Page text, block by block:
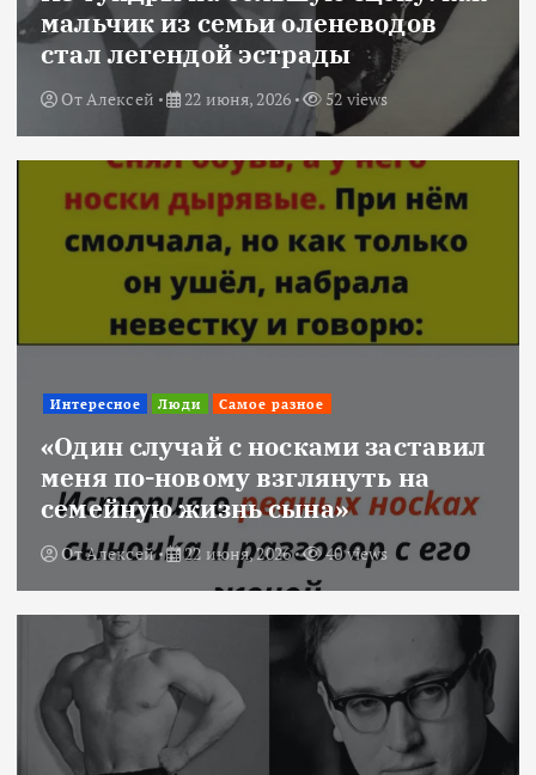
мальчик из семьи оленеводов
стал легендой эстрады
От Алексей 22 июня, 2026 52 views
Интересное Люди Самое разное
«Один случай с носками заставил
меня по-новому взглянуть на
семейную жизнь сына»
ОтАлексей 22 июня, 2026 40 views